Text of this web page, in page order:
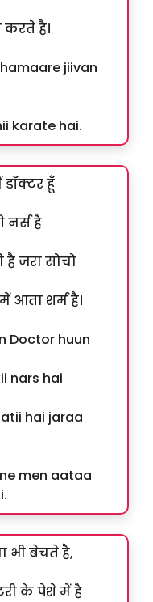
करते है।
jiivan
karate hai.
हूँ
नर्स है
है जरा सोचो
आता शर्म है।
Doctor huun
nars hai
hai jaraa
men aataa
भी बेचते है,
के पेशे में है